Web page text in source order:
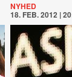
NYHED
18. FEB. 2012 |